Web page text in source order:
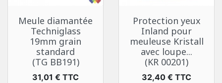
Meule diamantée
Techniglass
19mm grain
standard
(TG BB191)
Prix
31,01 € TTC
Protection yeux
Inland pour
meuleuse Kristall
avec loupe...
(KR 00201)
Prix
32,40 € TTC